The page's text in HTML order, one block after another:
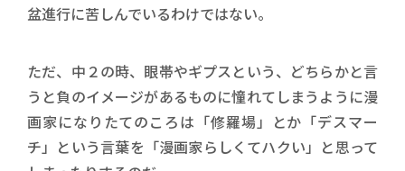
盆進行に苦しんでいるわけではない。
ただ、中２の時、眼帯やギプスという、どちらかと言
うと負のイメージがあるものに憧れてしまうように漫
画家になりたてのころは「修羅場」とか「デスマー
チ」という言葉を「漫画家らしくてハクい」と思って